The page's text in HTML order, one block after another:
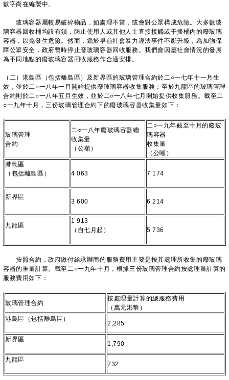
數字尚在編製中。
玻璃容器屬較易破碎物品，如處理不當，或會對公眾構成危險。大多數玻
璃容器回收桶均設有鎖，防止使用人或其他人士直接接觸或干擾桶內的廢玻璃
容器，以免發生危險。然而，鑑於早前社會暴力違法事件不斷升級，為加強保
障公眾安全，政府暫時停止廢玻璃容器回收服務。我們會因應社會情況的發展
為不同地點的廢玻璃容器回收服務作合適安排。
（二）港島區（包括離島區）及新界區的玻璃管理合約於二○一七年十一月生
效，並於二○一八年一月開始提供廢玻璃容器收集服務；至於九龍區的玻璃管理
合約則於二○一八年五月生效，並於二○一八年七月開始提供收集服務。截至二
○一九年十月，三份玻璃管理合約下的廢玻璃容器收集量如下：
玻璃管理
合約
二○一八年廢玻璃容器總
收集量
（公噸）
二○一九年截至十月的廢玻
璃容器
收集量
（公噸）
港島區
（包括離島區）
4 063 7 174
新界區
3 600 6 214
九龍區
1 913
（自七月起）
5 736
按照合約，政府繳付給承辦商的服務費用主要是按其處理所收集的廢玻璃
容器的重量計算。截至二○一九年十月，根據三份玻璃管理合約按處理量計算的
服務費用如下：
玻璃管理合約
按處理量計算的總服務費用
（萬元港幣）
港島區（包括離島區）
2,285
新界區
1,790
九龍區
732